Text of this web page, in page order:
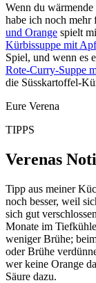
Wenn du
habe ich noch
und Orange spielt
Kürbissuppe mit
Spiel, und wenn es
Rote-Curry-Suppe
die Süsskartoffel-
Eure Verena
TIPPS
Verenas
Tipp aus meiner
noch besser, weil
sich gut
Monate im
weniger Brühe;
oder Brühe
wer keine Orange
Säure dazu.